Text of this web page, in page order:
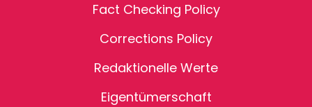
Fact Checking Policy
Corrections Policy
Redaktionelle Werte
Eigentümerschaft